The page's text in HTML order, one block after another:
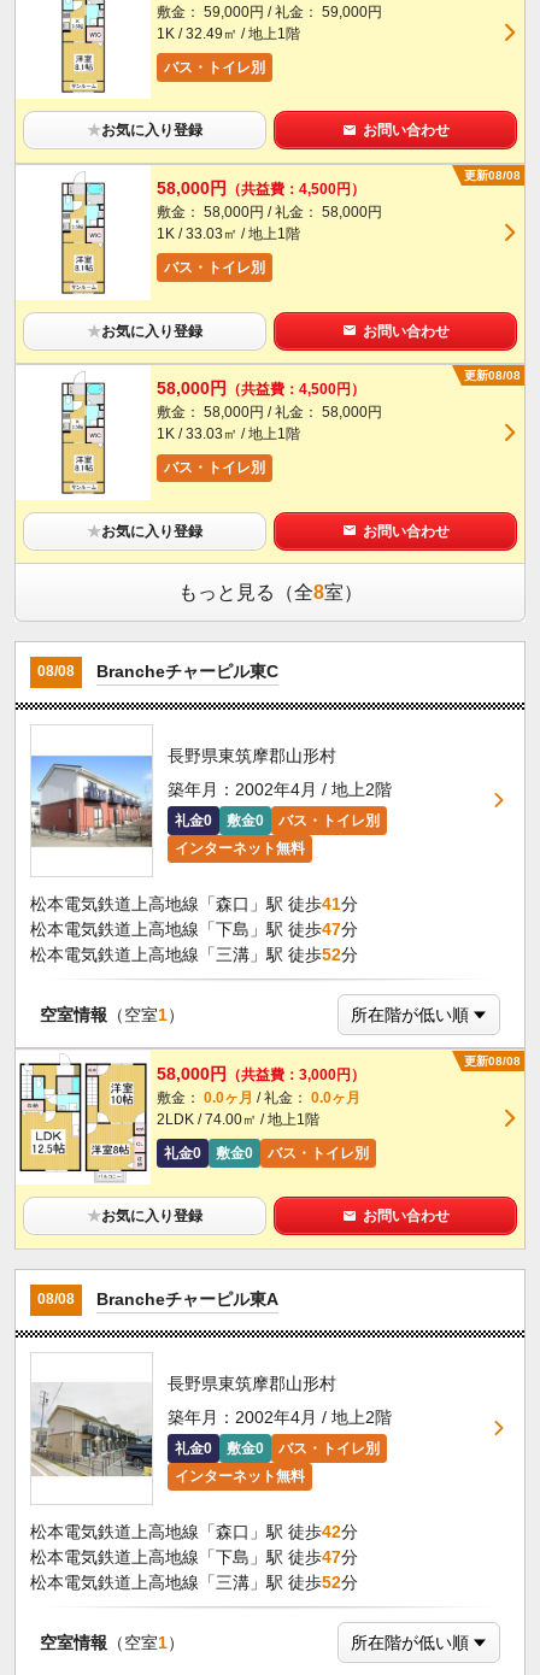
敷金： 59,000円 / 礼金： 59,000円
1K / 32.49㎡ / 地上1階
バス・トイレ別
★お気に入り登録 お問い合わせ
更新08/08
58,000円
（共益費：4,500円）
敷金： 58,000円 / 礼金： 58,000円
1K / 33.03㎡ / 地上1階
バス・トイレ別
★お気に入り登録 お問い合わせ
更新08/08
58,000円
（共益費：4,500円）
敷金： 58,000円 / 礼金： 58,000円
1K / 33.03㎡ / 地上1階
バス・トイレ別
★お気に入り登録 お問い合わせ
もっと見る（全8室）
08/08 Brancheチャーピル東C
長野県東筑摩郡山形村
築年月：2002年4月 / 地上2階
礼金0 敷金0
バス・トイレ別
インターネット無料
松本電気鉄道上高地線「森口」駅 徒歩41分
松本電気鉄道上高地線「下島」駅 徒歩47分
松本電気鉄道上高地線「三溝」駅 徒歩52分
空室情報 （空室1）
更新08/08
58,000円
（共益費：3,000円）
敷金： 0.0ヶ月 / 礼金： 0.0ヶ月
2LDK / 74.00㎡ / 地上1階
礼金0
敷金0 バス・トイレ別
★お気に入り登録 お問い合わせ
08/08 Brancheチャーピル東A
長野県東筑摩郡山形村
築年月：2002年4月 / 地上2階
礼金0 敷金0
バス・トイレ別
インターネット無料
松本電気鉄道上高地線「森口」駅 徒歩42分
松本電気鉄道上高地線「下島」駅 徒歩47分
松本電気鉄道上高地線「三溝」駅 徒歩52分
空室情報 （空室1）